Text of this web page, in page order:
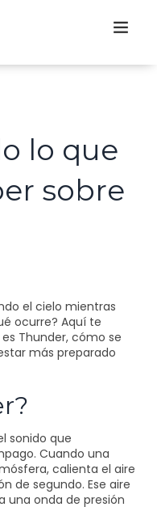
lo que
sobre
el cielo mientras
ocurre? Aquí te
Thunder, cómo se
más preparado
sonido que
Cuando una
calienta el aire
de segundo. Ese aire
una onda de presión